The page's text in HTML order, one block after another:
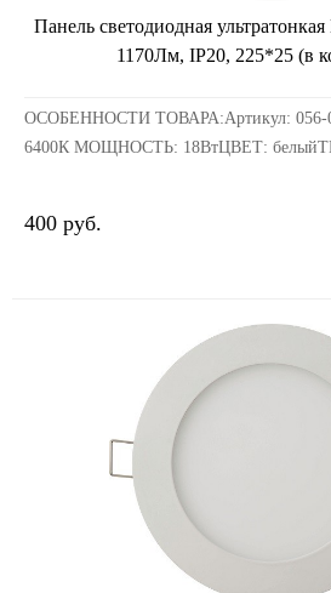
Панель светодиодная
1170Лм, IP20, 225*25 (в
ОСОБЕННОСТИ ТОВАРА:Артикул: 056-
6400К МОЩНОСТЬ: 18ВтЦВЕТ:
ХАРАКТЕРИСТИКИ:ПОТРЕБЛЯЕМАЯ
400 руб.